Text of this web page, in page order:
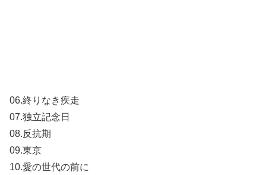
06.終りなき疾走
07.独立記念日
08.反抗期
09.東京
10.愛の世代の前に